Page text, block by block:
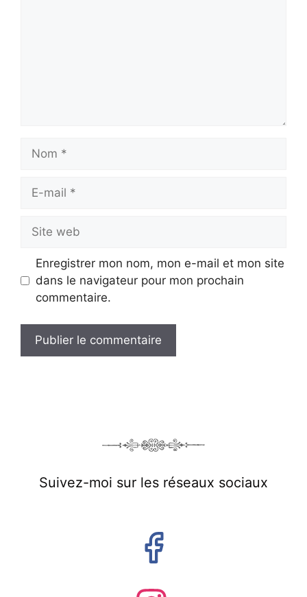
Nom
Site
web
Enregistrer mon nom, mon e-mail et mon site
dans le navigateur pour mon prochain
commentaire.
Suivez-moi sur les réseaux sociaux